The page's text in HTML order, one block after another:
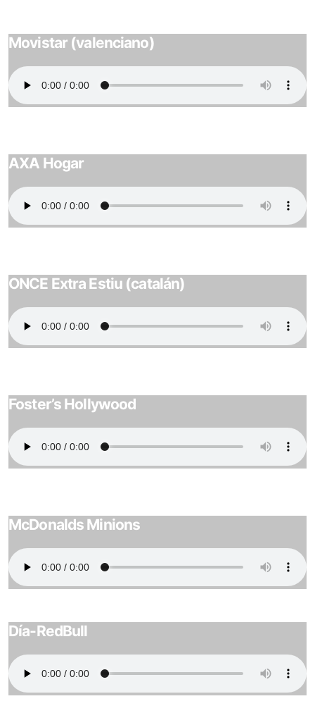
Movistar (valenciano)
AXA Hogar
ONCE Extra Estiu (catalán)
Foster’s Hollywood
McDonalds Minions
Día-RedBull